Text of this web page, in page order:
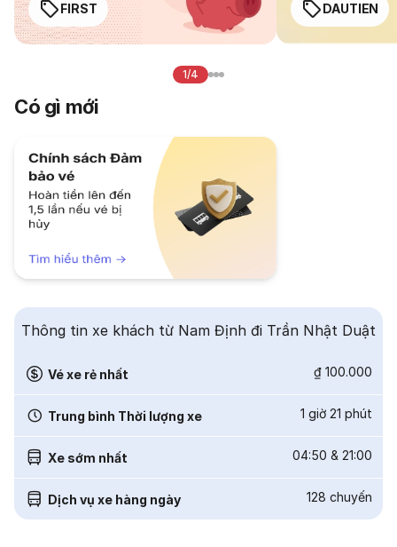
FIRST DAUTIEN
1/4
Có gì mới
Thông tin xe khách từ Nam Định đi Trần Nhật Duật
Vé xe rẻ nhất ₫ 100.000
Trung bình Thời lượng xe 1 giờ 21 phút
Xe sớm nhất 04:50 & 21:00
Dịch vụ xe hàng ngày 128 chuyến